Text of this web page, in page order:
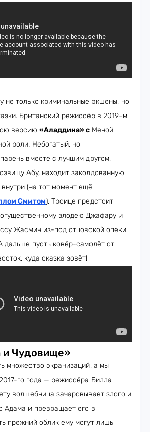
не только криминальные экшены, но
Британский режиссёр в 2019-м
версию «Аладдина» с Меной
роли. Небогатый, но
вместе с лучшим другом,
Абу, находит заколдованную
(на тот момент ещё
Смитом). Троице предстоит
злодею Джафару и
Жасмин из-под отцовской опеки
дальше пусть ковёр-самолёт от
куда сказка зовёт!
и Чудовище»
множество экранизаций, а мы
го года — режиссёра Билла
волшебница зачаровывает злого и
Адама и превращает его в
прежний облик ему могут лишь